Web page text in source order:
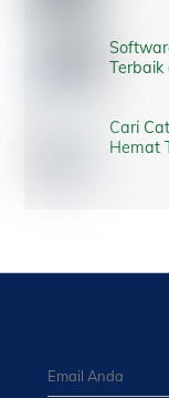
Terbaik
Cari
Hemat